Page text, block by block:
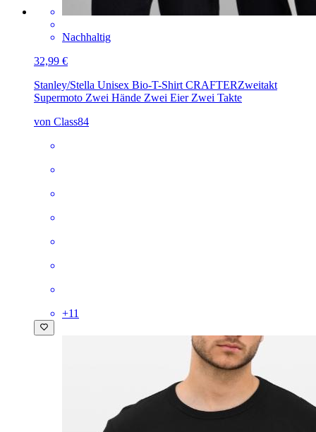
Nachhaltig
32,99 €
Stanley/Stella Unisex Bio-T-Shirt CRAFTERZweitakt
Supermoto Zwei Hände Zwei Eier Zwei Takte
von Class84
+11